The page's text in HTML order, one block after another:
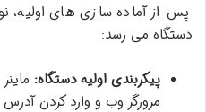
پس از آماده سازی های اولیه،
دستگاه می رسد:
پیکربندی اولیه دستگاه: